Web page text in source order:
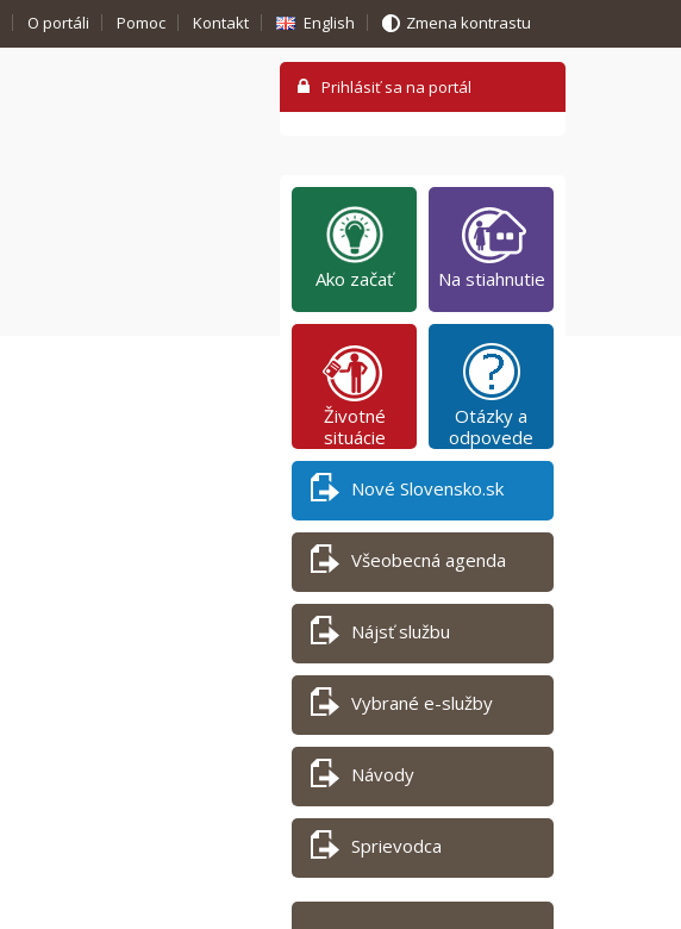
O portáli Pomoc Kontakt English Zmena kontrastu
Ako začať Na stiahnutie
Životné
situácie
Otázky a
odpovede
Nové Slovensko.sk
Všeobecná agenda
Nájsť službu
Vybrané e-služby
Návody
Sprievodca